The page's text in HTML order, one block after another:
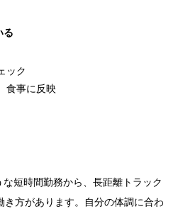
る
ック
食事に反映
短時間勤務から、長距離トラック
方があります。自分の体調に合わ